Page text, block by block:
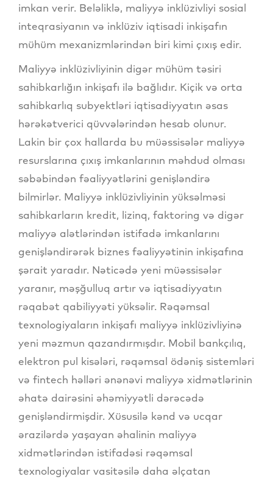
imkan verir. Beləliklə, maliyyə inklüzivliyi sosial
inteqrasiyanın və inklüziv iqtisadi inkişafın
mühüm mexanizmlərindən biri kimi çıxış edir.
Maliyyə inklüzivliyinin digər mühüm təsiri
sahibkarlığın inkişafı ilə bağlıdır. Kiçik və orta
sahibkarlıq subyektləri iqtisadiyyatın əsas
hərəkətverici qüvvələrindən hesab olunur.
Lakin bir çox hallarda bu müəssisələr maliyyə
resurslarına çıxış imkanlarının məhdud olması
səbəbindən fəaliyyətlərini genişləndirə
bilmirlər. Maliyyə inklüzivliyinin yüksəlməsi
sahibkarların kredit, lizinq, faktoring və digər
maliyyə alətlərindən istifadə imkanlarını
genişləndirərək biznes fəaliyyətinin inkişafına
şərait yaradır. Nəticədə yeni müəssisələr
yaranır, məşğulluq artır və iqtisadiyyatın
rəqabət qabiliyyəti yüksəlir. Rəqəmsal
texnologiyaların inkişafı maliyyə inklüzivliyinə
yeni məzmun qazandırmışdır. Mobil bankçılıq,
elektron pul kisələri, rəqəmsal ödəniş sistemləri
və fintech həlləri ənənəvi maliyyə xidmətlərinin
əhatə dairəsini əhəmiyyətli dərəcədə
genişləndirmişdir. Xüsusilə kənd və ucqar
ərazilərdə yaşayan əhalinin maliyyə
xidmətlərindən istifadəsi rəqəmsal
texnologiyalar vasitəsilə daha əlçatan